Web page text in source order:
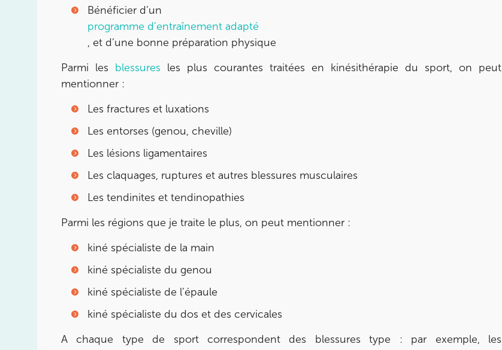
Bénéficier d’un
programme d’entraînement adapté
, et d’une bonne préparation physique
Parmi les blessures les plus courantes traitées en kinésithérapie du sport, on peut
mentionner :
Les fractures et luxations
Les entorses (genou, cheville)
Les lésions ligamentaires
Les claquages, ruptures et autres blessures musculaires
Les tendinites et tendinopathies
Parmi les régions que je traite le plus, on peut mentionner :
kiné spécialiste de la main
kiné spécialiste du genou
kiné spécialiste de l’épaule
kiné spécialiste du dos et des cervicales
A chaque type de sport correspondent des blessures type : par exemple, les
20 Rue de la Pépinière 75008 Paris
20 Rue de la Pépinière 75008 Paris
01 55 06 05 07
Prenez RDV sur
Prenez RDV sur
PARIS 9 – PETRELLE
6 Rue Petrelle 75009 Paris
6 Rue Petrelle 75009 Paris
01 71 97 53 67
Prenez RDV sur
10 Rue Roubo 75011 Paris
Prenez RDV sur